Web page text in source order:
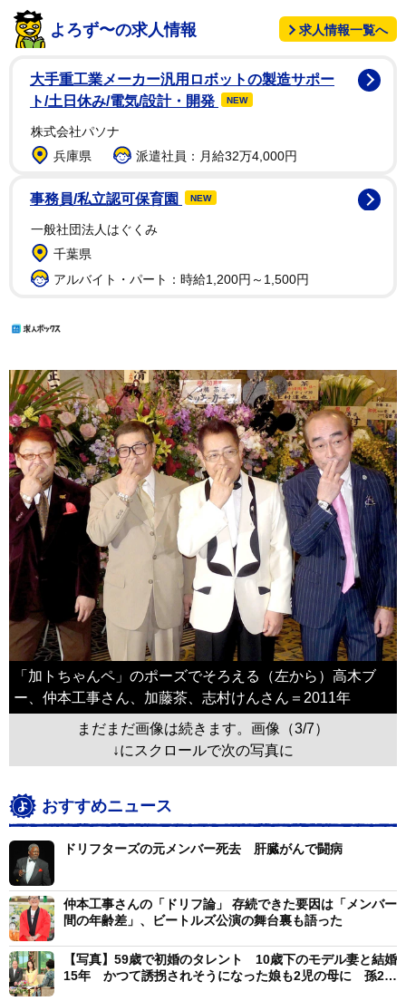
よろず〜の求人情報 求人情報一覧へ
大手重工業メーカー汎用ロボットの製造サポー
ト/土日休み/電気/設計・開発
NEW
株式会社パソナ
兵庫県
派遣社員：月給32万4,000円
事務員/私立認可保育園 NEW
一般社団法人はぐくみ
千葉県
アルバイト・パート：時給1,200円～1,500円
「加トちゃんペ」のポーズでそろえる（左から）高木ブ
ー、仲本工事さん、加藤茶、志村けんさん＝2011年
まだまだ画像は続きます。画像（3/7）
↓にスクロールで次の写真に
おすすめニュース
ドリフターズの元メンバー死去 肝臓がんで闘病
仲本工事さんの「ドリフ論」 存続できた要因は「メンバー
間の年齢差」、ビートルズ公演の舞台裏も語った
【写真】59歳で初婚のタレント 10歳下のモデル妻と結婚
15年 かつて誘拐されそうになった娘も2児の母に 孫2人